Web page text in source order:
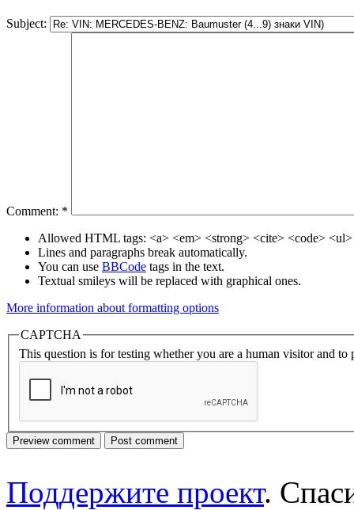
Subject:
Comment: *
Allowed HTML tags: <a> <em> <strong> <cite> <code>
Lines and paragraphs break automatically.
You can use BBCode tags in the text.
Textual smileys will be replaced with graphical ones.
More information about formatting options
CAPTCHA
This question is for testing whether you are a human visitor and to
Поддержите проект.